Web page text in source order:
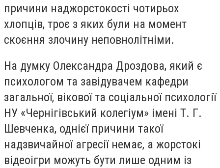
причини наджорстокості чотирьох
хлопців, троє з яких були на момент
скоєння злочину неповнолітніми.
На думку Олександра Дроздова, який є
психологом та завідувачем кафедри
загальної, вікової та соціальної психології
НУ «Чернігівський колегіум» імені Т. Г.
Шевченка, однієї причини такої
надзвичайної агресії немає, а жорстокі
відеоігри можуть бути лише одним із